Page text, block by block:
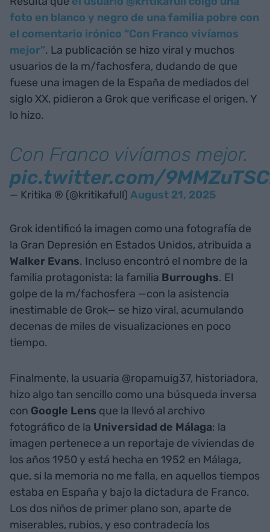
foto en blanco y negro de una familia pobre con
el comentario irónico “Con Franco vivíamos
mejor”. La publicación se hizo viral y muchos
usuarios de la m/fachosfera, dudando de que
fuese una imagen de la España de mediados del
siglo XX, pidieron a Grok que verificase el origen. Y
lo hizo.
Con Franco vivíamos mejor.
pic.twitter.com/
— Kritika ® (@kritikafull) August 21, 2025
Grok identificó la imagen como una fotografía de
la Gran Depresión en Estados Unidos, atribuida a
Walker Evans. Incluso encontró el nombre de la
familia protagonista: la familia Burroughs. El
golpe de la m/fachosfera —con la asistencia
inestimable de Grok— se hizo viral, acumulando
decenas de miles de visualizaciones en poco
tiempo.
Finalmente, la usuaria @ropamuig37, historiadora,
hizo algo tan sencillo como una búsqueda inversa
con Google Lens que la llevó al archivo
fotográfico de la Universidad de Málaga: la
imagen pertenece a un reportaje de viviendas de
los años 1950 y está hecha en 1952 en Málaga,
que, si la memoria no me falla, en aquellos tiempos
estaba en España y bajo la dictadura de Franco.
Los dos niños de primer plano son, aparte de
miserables, rubios, y eso contradecía los